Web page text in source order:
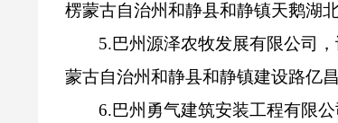
楞蒙古自治州和静县和静镇天鹅湖
5.巴州源泽农牧发展有限公司
蒙古自治州和静县和静镇建设路亿
6.巴州勇气建筑安装工程有限